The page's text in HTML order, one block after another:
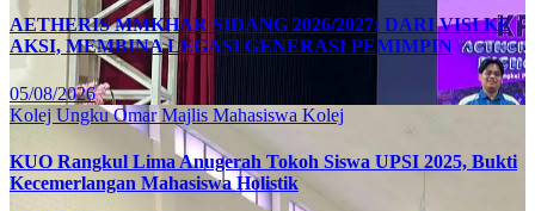
AETHERIS MMKHAR SIDANG 2026/2027: DARI VISI KE
AKSI, MEMBINA LEGASI GENERASI PEMIMPIN
05/08/2026
Kolej Ungku OmarMajlis Mahasiswa Kolej
KUO Rangkul Lima Anugerah Tokoh Siswa UPSI 2025, Bukti
Kecemerlangan Mahasiswa Holistik